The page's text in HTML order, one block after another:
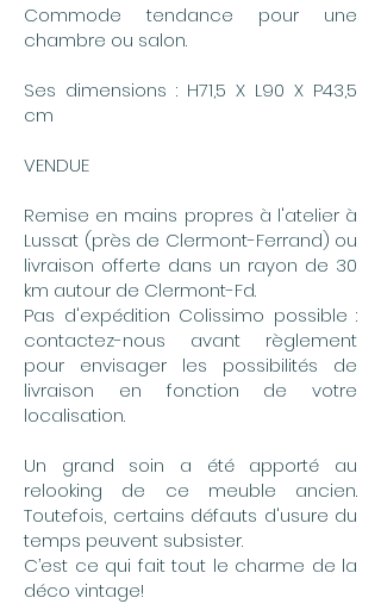
Commode tendance pour une
chambre ou salon.
Ses dimensions : H71,5 X L90 X P43,5
cm
VENDUE
Remise en mains propres à l'atelier à
Lussat (près de Clermont-Ferrand) ou
livraison offerte dans un rayon de 30
km autour de Clermont-Fd.
Pas d'expédition Colissimo possible :
contactez-nous avant règlement
pour envisager les possibilités de
livraison en fonction de votre
localisation.
Un grand soin a été apporté au
relooking de ce meuble ancien.
Toutefois, certains défauts d'usure du
temps peuvent subsister.
C’est ce qui fait tout le charme de la
déco vintage!